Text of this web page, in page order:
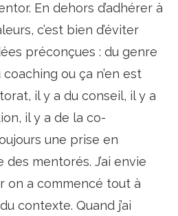
En dehors d’adhérer à
c’est bien d’éviter
préconçues : du genre
ou ça n’en est
il y a du conseil, il y a
il y a de la co-
une prise en
mentorés. J’ai envie
on a commencé tout à
contexte. Quand j’ai